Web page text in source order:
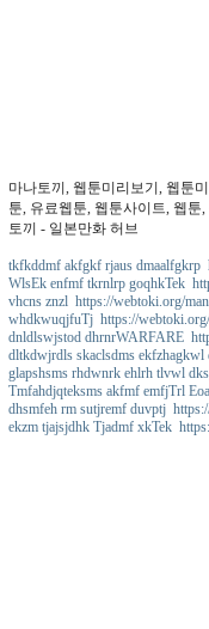
마나토끼, 웹툰미리보기, 웹툰
툰, 유료웹툰, 웹툰사이트, 웹
토끼 - 일본만화 허브
tkfkddmf akfgkf rjaus dmaalfgkrp
WlsEk enfmf tkrnlrp goqhkTek
vhcns znzl https://webtoki.org/
whdkwuqjfuTj https://
dnldlswjstod dhrnrWARFARE
dltkdwjrdls skaclsdms
glapshsms rhdwnrk ehlrh tlvwl
Tmfahdjqteksms akfmf emfjTrl
dhsmfeh rm sutjremf duvptj
ekzm tjajsjdhk Tjadmf xkTek